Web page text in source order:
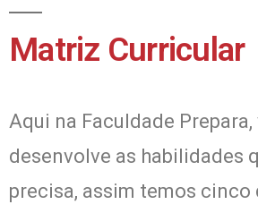
Matriz Curricular
Aqui na Faculdade Prepara,
desenvolve as habilidades
precisa, assim temos